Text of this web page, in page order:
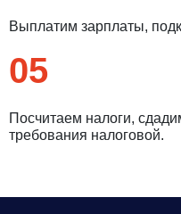
Выплатим зарплаты,
05
Посчитаем налоги,
требования налоговой.